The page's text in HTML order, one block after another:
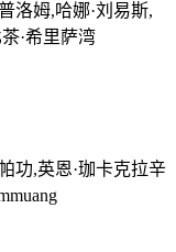
洛姆,哈娜·刘易斯,
·希里萨湾
功,英恩·珈卡克拉辛